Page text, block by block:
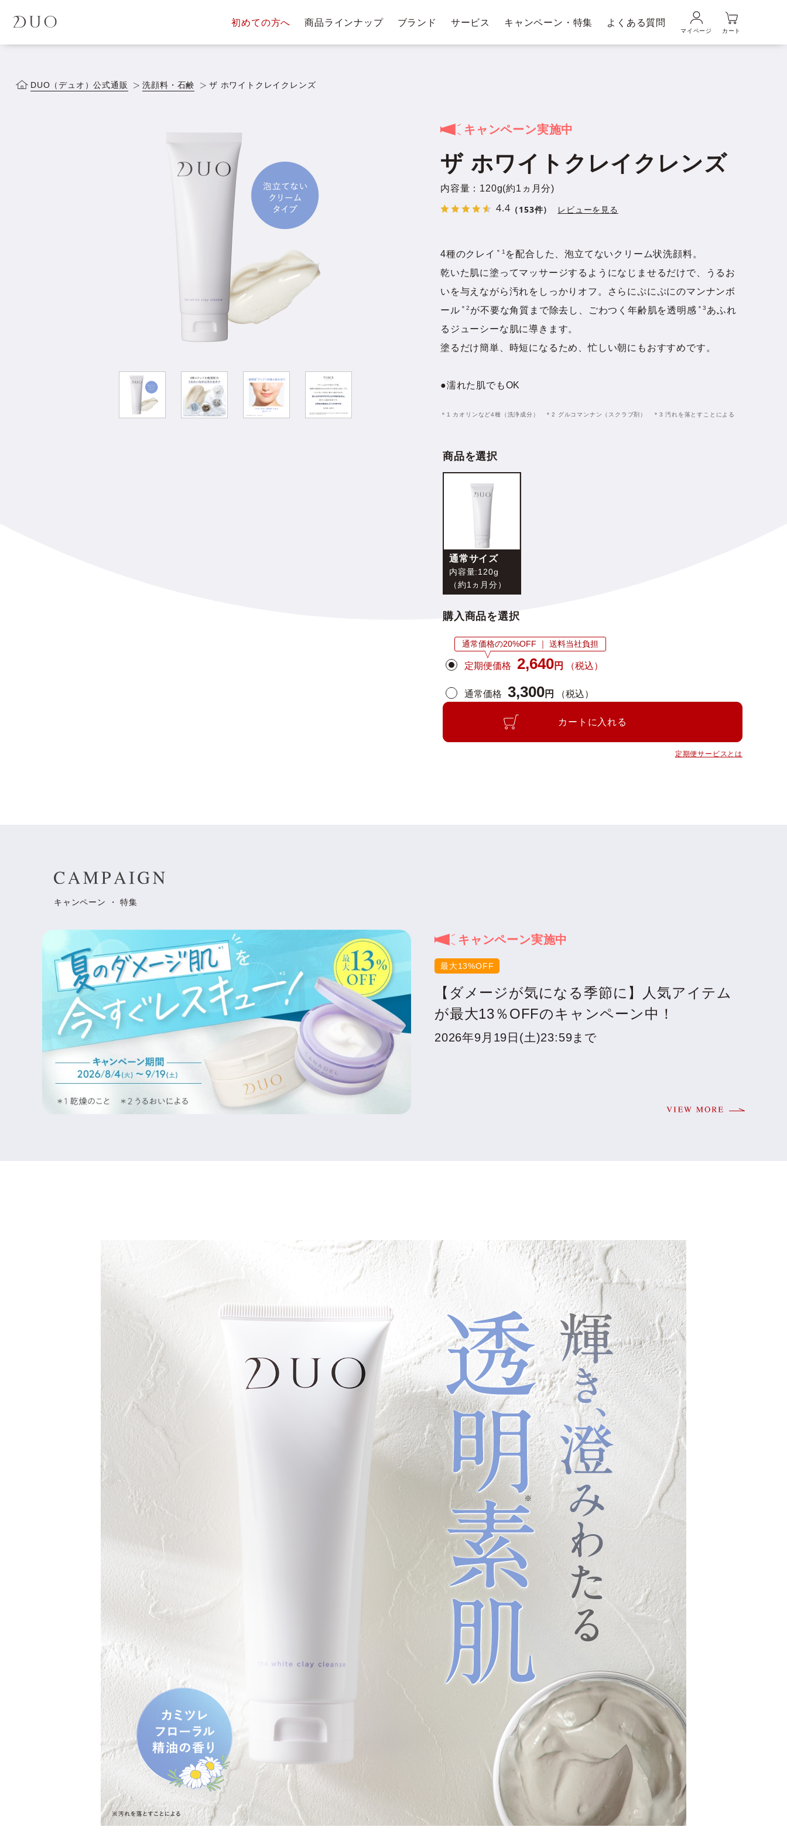
初めての方へ 商品ラインナップ
ングバー
ム
洗顔料・石鹸 化粧水・乳液 美容液
すべてのアイテム
ブランド
DUOについて DUOヒストリー ベストコスメ受賞履歴
サービス キャンペーン・特集 よくある質問
マイページ カート
DUO（デュオ）公式通販 洗顔料・石鹸 ザ ホワイトクレイクレンズ
キャンペーン実施中
ザ ホワイトクレイクレンズ
内容量：120g(約1ヵ月分)
4.4 （153件） レビューを見る
4種のクレイ ＊1 を配合した、泡立てないクリーム状洗顔料。
乾いた肌に塗ってマッサージするようになじませるだけで、うるお
いを与えながら汚れをしっかりオフ。さらにぷにぷにのマンナンボ
ール ＊2 が不要な角質まで除去し、ごわつく年齢肌を透明感 ＊3 あふれ
るジューシーな肌に導きます。
塗るだけ簡単、時短になるため、忙しい朝にもおすすめです。
●濡れた肌でもOK
＊1 カオリンなど4種（洗浄成分） ＊2 グルコマンナン（スクラブ剤） ＊3 汚れを落とすことによる
商品を選択
通常サイズ
内容量:120g
（約1ヵ月分）
購入商品を選択
定期便価格 2,640円 （税込）
通常価格の20%OFF ｜ 送料当社負担
通常価格 3,300円 （税込）
カートに入れる
定期便サービスとは
キャンペーン ・ 特集
キャンペーン実施中
最大13%OFF
【ダメージが気になる季節に】人気アイテム
が最大13％OFFのキャンペーン中！
2026年9月19日(土)23:59まで